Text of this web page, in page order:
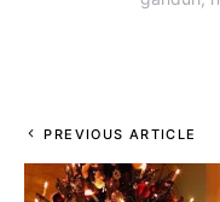
PREVIOUS ARTICLE